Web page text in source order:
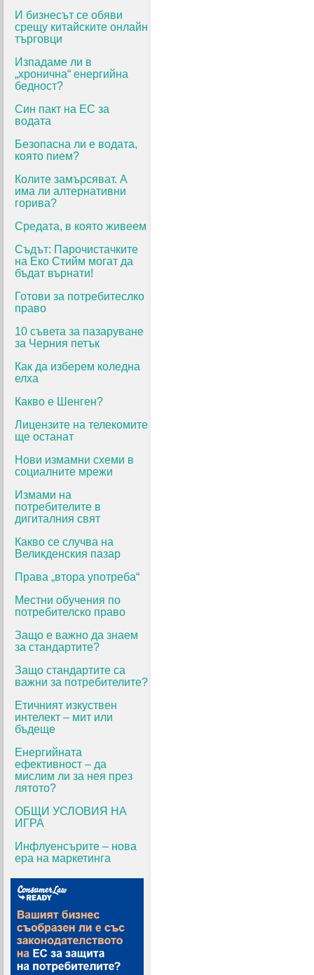
И бизнесът се обяви
срещу китайските онлайн
търговци
Изпадаме ли в
„хронична“ енергийна
бедност?
Син пакт на ЕС за
водата
Безопасна ли е водата,
която пием?
Колите замърсяват. А
има ли алтернативни
горива?
Средата, в която живеем
Съдът: Парочистачките
на Еко Стийм могат да
бъдат върнати!
Готови за потребитеслко
право
10 съвета за пазаруване
за Черния петък
Как да изберем коледна
елха
Какво е Шенген?
Лицензите на телекомите
ще останат
Нови измамни схеми в
социалните мрежи
Измами на
потребителите в
дигиталния свят
Какво се случва на
Великденския пазар
Права „втора употреба“
Местни обучения по
потребителско право
Защо е важно да знаем
за стандартите?
Защо стандартите са
важни за потребителите?
Етичният изкуствен
интелект – мит или
бъдеще
Енергийната
ефективност – да
мислим ли за нея през
лятото?
ОБЩИ УСЛОВИЯ НА
ИГРА
Инфлуенсърите – нова
ера на маркетинга